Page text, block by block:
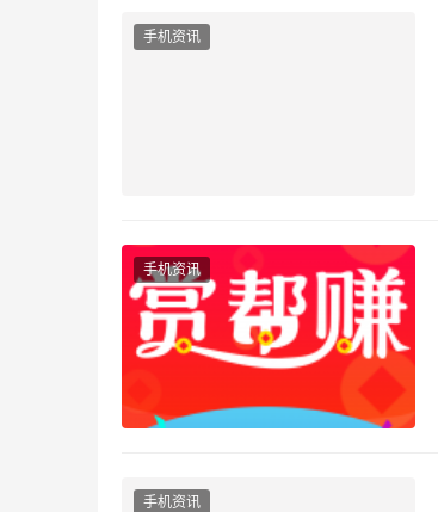
手机资讯
手机资讯
手机资讯